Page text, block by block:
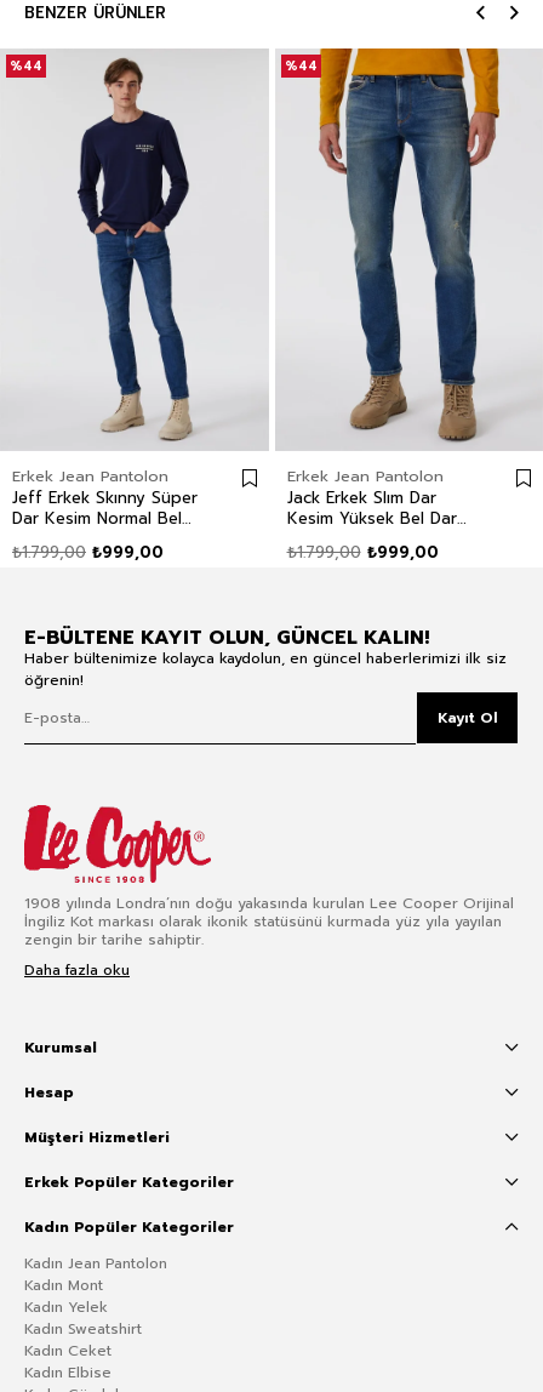
BENZER ÜRÜNLER
Erkek Jean Pantolon
Jeff Erkek Skınny Süper
Dar Kesim Normal Bel
Mavi
₺999,00
₺1.799,00
%44
Erkek Jean Pantolon
Jack Erkek Slım Dar
Kesim Yüksek Bel Dar
₺999,00
₺1.799,00
%44
E-BÜLTENE KAYIT OLUN, GÜNCEL KALIN!
Haber bültenimize kolayca kaydolun, en güncel haberlerimizi ilk siz
öğrenin!
Kayıt Ol
1908 yılında Londra’nın doğu yakasında kurulan Lee Cooper Orijinal
İngiliz Kot markası olarak ikonik statüsünü kurmada yüz yıla yayılan
zengin bir tarihe sahiptir.
Daha fazla oku
Kurumsal
Hesap
Müşteri Hizmetleri
Erkek Popüler Kategoriler
Kadın Popüler Kategoriler
Kadın Jean Pantolon
Kadın Mont
Kadın Yelek
Kadın Sweatshirt
Kadın Ceket
Kadın Elbise